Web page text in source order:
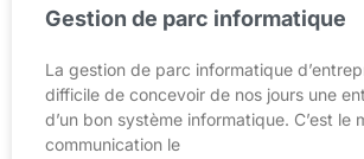
Gestion de parc informatique
La gestion de parc informatique
difficile de concevoir de nos jours une
d’un bon système informatique. C’est le
communication le